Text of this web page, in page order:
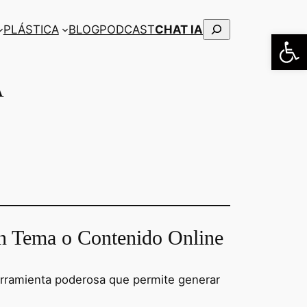
PLÁSTICA BLOGPODCASTCHAT IA Buscar
Tema o Contenido Online
poderosa que permite generar
Abrir